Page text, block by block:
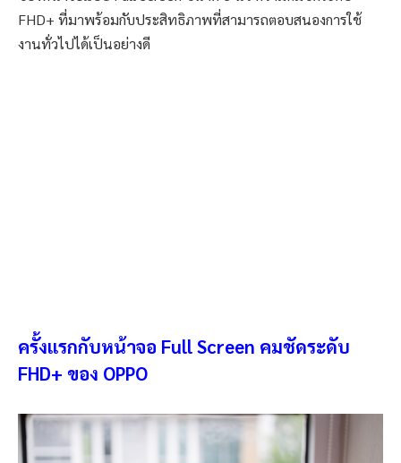
FHD+ ที่มาพร้อมกับประสิทธิภาพที่สามารถตอบสนองการใช้
งานทั่วไปได้เป็นอย่างดี
ครั้งแรกกับหน้าจอ Full Screen คมชัดระดับ
FHD+ ของ OPPO